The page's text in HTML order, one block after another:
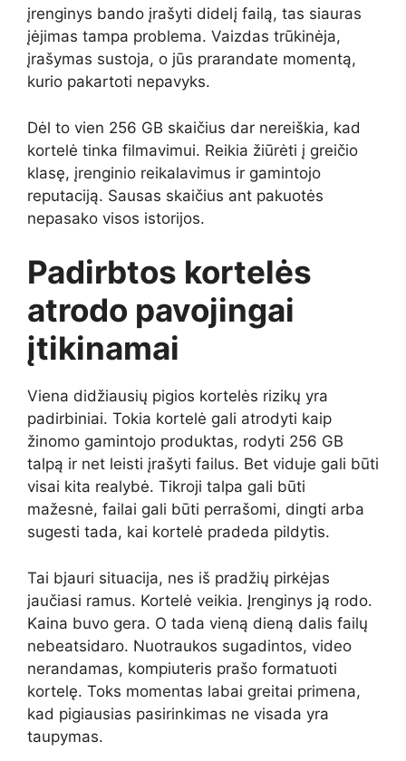
įrenginys bando įrašyti didelį failą, tas siauras
įėjimas tampa problema. Vaizdas trūkinėja,
įrašymas sustoja, o jūs prarandate momentą,
kurio pakartoti nepavyks.
Dėl to vien 256 GB skaičius dar nereiškia, kad
kortelė tinka filmavimui. Reikia žiūrėti į greičio
klasę, įrenginio reikalavimus ir gamintojo
reputaciją. Sausas skaičius ant pakuotės
nepasako visos istorijos.
Padirbtos kortelės
atrodo pavojingai
įtikinamai
Viena didžiausių pigios kortelės rizikų yra
padirbiniai. Tokia kortelė gali atrodyti kaip
žinomo gamintojo produktas, rodyti 256 GB
talpą ir net leisti įrašyti failus. Bet viduje gali būti
visai kita realybė. Tikroji talpa gali būti
mažesnė, failai gali būti perrašomi, dingti arba
sugesti tada, kai kortelė pradeda pildytis.
Tai bjauri situacija, nes iš pradžių pirkėjas
jaučiasi ramus. Kortelė veikia. Įrenginys ją rodo.
Kaina buvo gera. O tada vieną dieną dalis failų
nebeatsidaro. Nuotraukos sugadintos, video
nerandamas, kompiuteris prašo formatuoti
kortelę. Toks momentas labai greitai primena,
kad pigiausias pasirinkimas ne visada yra
taupymas.